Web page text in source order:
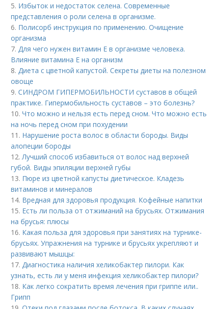
5. Избыток и недостаток селена. Современные
представления о роли селена в организме.
6. Полисорб инструкция по применению. Очищение
организма
7.Для чего нужен витамин Е в организме человека.
Влияние витамина E на организм
8.Диета с цветной капустой. Секреты диеты на полезном
овоще
9.СИНДРОМ ГИПЕРМОБИЛЬНОСТИ суставов в общей
практике. Гипермобильность суставов – это болезнь?
10.Что можно и нельзя есть перед сном. Что можно есть
на ночь перед сном при похудении
11. Нарушение роста волос в области бороды. Виды
алопеции бороды
12.Лучший способ избавиться от волос над верхней
губой. Виды эпиляции верхней губы
13. Пюре из цветной капусты диетическое. Кладезь
витаминов и минералов
14. Вредная для здоровья продукция. Кофейные напитки
15. Есть ли польза от отжиманий на брусьях. Отжимания
на брусья: плюсы
16. Какая польза для здоровья при занятиях на турнике-
брусьях. Упражнения на турнике и брусьях укрепляют и
развивают мышцы:
17.Диагностика наличия хеликобактер пилори. Как
узнать, есть ли у меня инфекция хеликобактер пилори?
18. Как легко сократить время лечения при гриппе или..
Грипп